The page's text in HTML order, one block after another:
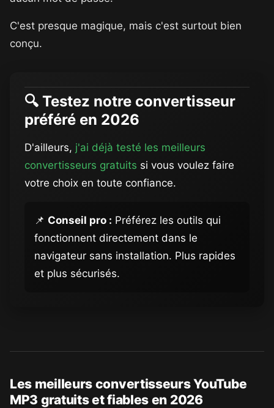
C'est presque magique, mais c'est surtout bien
conçu.
🔍 Testez notre convertisseur
préféré en 2026
D'ailleurs, j'ai déjà testé les meilleurs
convertisseurs gratuits si vous voulez faire
votre choix en toute confiance.
📌 Conseil pro : Préférez les outils qui
fonctionnent directement dans le
navigateur sans installation. Plus rapides
et plus sécurisés.
Les meilleurs convertisseurs YouTube
MP3 gratuits et fiables en 2026